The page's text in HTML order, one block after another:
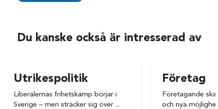
Du kanske också är intresserad av
Utrikespolitik
Liberalernas frihetskamp börjar i
Sverige – men sträcker sig över ...
Företag
Företagande
och nya